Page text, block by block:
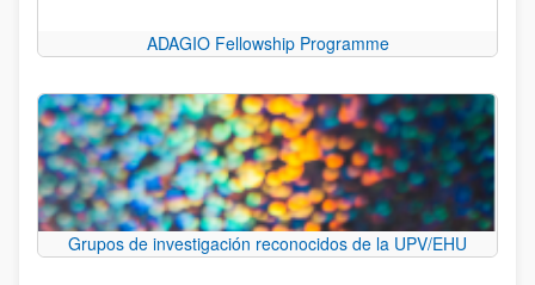
ADAGIO Fellowship Programme
Grupos de investigación reconocidos de la UPV/EHU